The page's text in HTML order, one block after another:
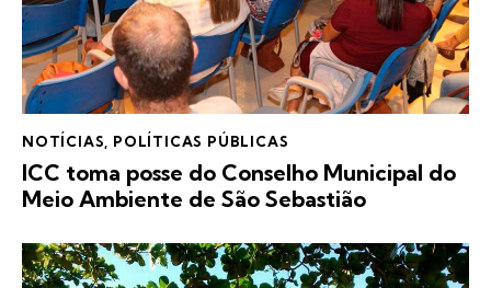
NOTÍCIAS POLÍTICAS PÚBLICAS
ICC toma posse do Conselho Municipal do
Meio Ambiente de São Sebastião